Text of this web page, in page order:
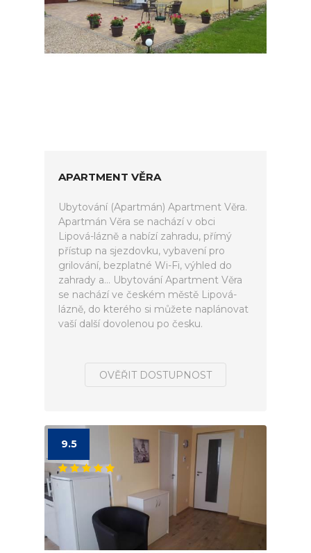
APARTMENT VĚRA
Ubytování (Apartmán) Apartment Věra.
Apartmán Věra se nachází v obci
Lipová-lázně a nabízí zahradu, přímý
přístup na sjezdovku, vybavení pro
grilování, bezplatné Wi-Fi, výhled do
zahrady a... Ubytování Apartment Věra
se nachází ve českém městě Lipová-
lázně, do kterého si můžete naplánovat
vaší další dovolenou po česku.
OVĚŘIT DOSTUPNOST
9.5